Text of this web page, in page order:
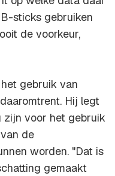
sticks gebruiken
de voorkeur,
gebruik van
Hij legt
zijn voor het gebruik
de
worden. "Dat is
gemaakt